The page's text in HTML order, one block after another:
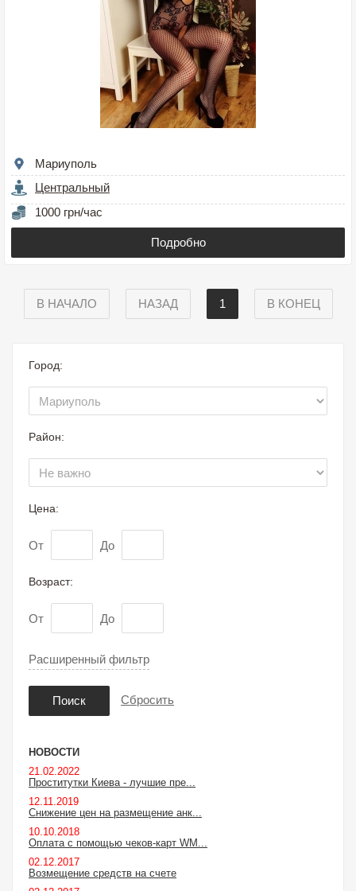
Мариуполь
Центральный
1000 грн/час
Подробно
В НАЧАЛО НАЗАД 1 В КОНЕЦ
Город:
Район:
Цена:
От До
Возраст:
От До
Расширенный фильтр
Поиск Сбросить
НОВОСТИ
21.02.2022
Проститутки Киева - лучшие пре...
12.11.2019
Снижение цен на размещение анк...
10.10.2018
Оплата с помощью чеков-карт WM...
02.12.2017
Возмещение средств на счете